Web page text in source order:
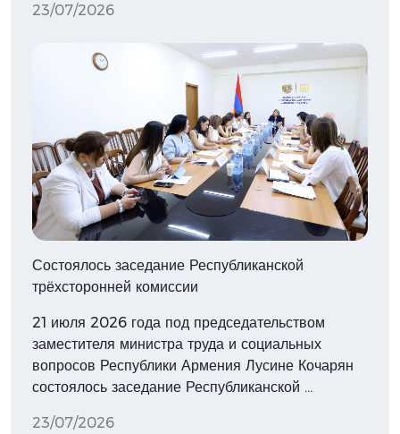
23/07/2026
Состоялось заседание Республиканской
трёхсторонней комиссии
21 июля 2026 года под председательством
заместителя министра труда и социальных
вопросов Республики Армения Лусине Кочарян
состоялось заседание Республиканской …
23/07/2026